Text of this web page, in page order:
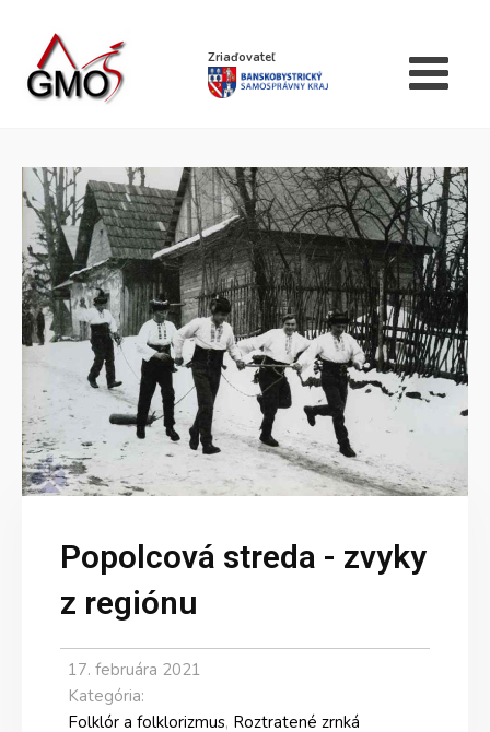
Zriaďovateľ
Popolcová streda - zvyky
z regiónu
17. februára 2021
Kategória:
Folklór a folklorizmus, Roztratené zrnká